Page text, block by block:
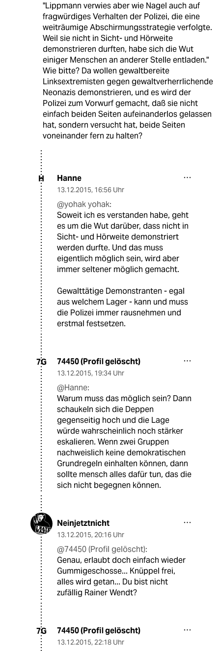
"Lippmann verwies aber wie Nagel auch auf
fragwürdiges Verhalten der Polizei, die eine
weiträumige Abschirmungsstrategie verfolgte.
Weil sie nicht in Sicht- und Hörweite
demonstrieren durften, habe sich die Wut
einiger Menschen an anderer Stelle entladen."
Wie bitte? Da wollen gewaltbereite
Linksextremisten gegen gewaltverherrlichende
Neonazis demonstrieren, und es wird der
Polizei zum Vorwurf gemacht, daß sie nicht
einfach beiden Seiten aufeinanderlos gelassen
hat, sondern versucht hat, beide Seiten
voneinander fern zu halten?
H Hanne
13.12.2015, 16:56 Uhr
@yohak yohak:
Soweit ich es verstanden habe, geht
es um die Wut darüber, dass nicht in
Sicht- und Hörweite demonstriert
werden durfte. Und das muss
eigentlich möglich sein, wird aber
immer seltener möglich gemacht.
Gewalttätige Demonstranten - egal
aus welchem Lager - kann und muss
die Polizei immer rausnehmen und
erstmal festsetzen.
7G 74450 (Profil gelöscht)
13.12.2015, 19:34 Uhr
@Hanne:
Warum muss das möglich sein? Dann
schaukeln sich die Deppen
gegenseitig hoch und die Lage
würde wahrscheinlich noch stärker
eskalieren. Wenn zwei Gruppen
nachweislich keine demokratischen
Grundregeln einhalten können, dann
sollte mensch alles dafür tun, das die
sich nicht begegnen können.
Neinjetztnicht
13.12.2015, 20:16 Uhr
@74450 (Profil gelöscht):
Genau, erlaubt doch einfach wieder
Gummigeschosse... Knüppel frei,
alles wird getan... Du bist nicht
zufällig Rainer Wendt?
7G 74450 (Profil gelöscht)
13.12.2015, 22:18 Uhr